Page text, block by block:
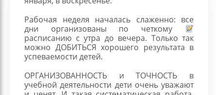
Рабочая неделя началась слаженно: все
дни организованы по четкому
расписанию с утра до вечера. Только так
можно ДОБИТЬСЯ хорошего результата в
успеваемости детей.
ОРГАНИЗОВАННОСТЬ и ТОЧНОСТЬ в
учебной деятельности дети очень уважают